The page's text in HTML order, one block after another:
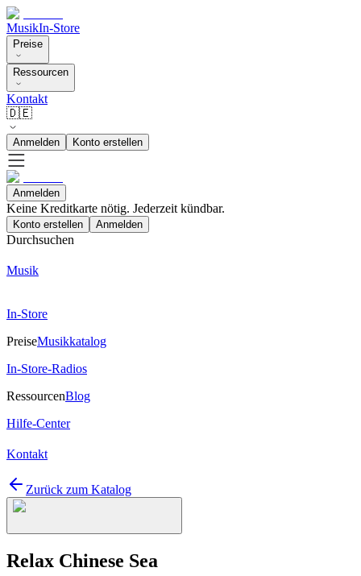
MusikIn-Store
Preise
Ressourcen
Kontakt
🇩🇪
Anmelden Konto erstellen
Anmelden
Keine Kreditkarte nötig. Jederzeit kündbar.
Konto erstellen Anmelden
Durchsuchen
Musik
In-Store
PreiseMusikkatalog
In-Store-Radios
RessourcenBlog
Hilfe-Center
Kontakt
Zurück zum Katalog
Relax Chinese Sea